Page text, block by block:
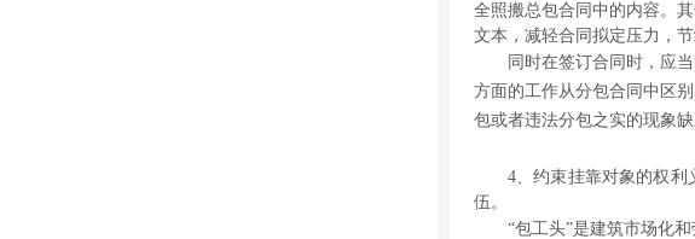
全照搬总包合同中的内容。
文本，减轻合同拟定压力
同时在签订合同时，应
方面的工作从分包合同中区
包或者违法分包之实的现象缺
4、约束挂靠对象的权利
伍。
“包工头”是建筑市场化